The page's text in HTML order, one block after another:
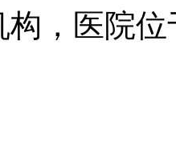
，医院